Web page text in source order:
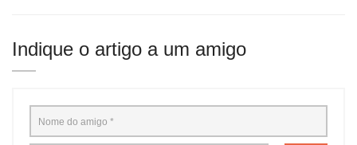
Indique o artigo a um amigo